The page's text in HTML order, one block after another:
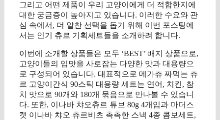
그리고 어떤 제품이 우리 고양이에게 더 적합한지에
대한 궁금증이 높아지고 있습니다. 이러한 수요와 관
심 속에서, 더 알찬 선택을 돕기 위해 이번 포스팅에
서는 인기 츄르 기획세트들을 소개하려 합니다.
이번에 소개할 상품들은 모두 ‘BEST’ 배지 상품으로,
고양이들의 입맛을 사로잡는 다양한 맛과 대용량으
로 구성되어 있습니다. 대표적으로 메가츄 짜먹는 츄
르 고양이간식 90스틱 대용량 세트는 연어, 치킨, 참
치 맛으로 90개와 180개 묶음으로 만나볼 수 있습니
다. 또한, 이나바 챠오츄르 튜브 80g 4개입과 마더스
캣 이나바 챠오 츄르비츠 촉촉한 스낵 4종 콤보세트,